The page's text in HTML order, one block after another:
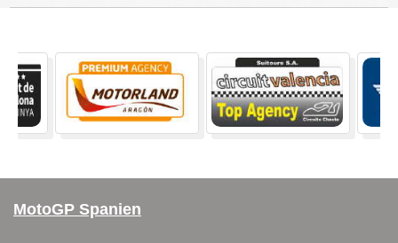
MotoGP Spanien